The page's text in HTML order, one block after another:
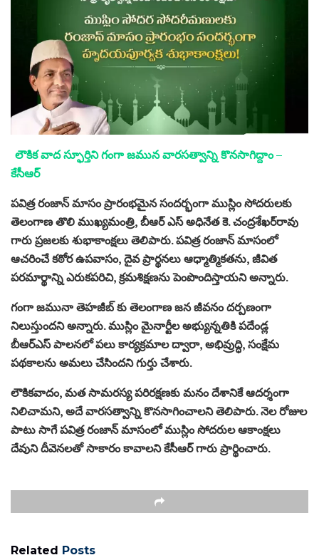
లౌకిక వాద స్ఫూర్తిని గంగా జమున వారసత్వాన్ని కొనసాగిద్దాం –
కేసీఆర్
పవిత్ర రంజాన్‌ మాసం ప్రారంభమైన సందర్భంగా ముస్లిం సోదరుల‌కు
తెలంగాణ తొలి ముఖ్య‌మంత్రి, బీఆర్ ఎస్ అధినేత కె. చంద్ర‌శేఖ‌ర్‌రావు
గారు ప్ర‌జ‌ల‌కు శుభాకాంక్ష‌లు తెలిపారు. పవిత్ర రంజాన్‌ మాసంలో
ఆచరించే కఠోర ఉపవాసం, దైవ ప్రార్థనలు ఆధ్మాత్మికతను, జీవిత
పరమార్థాన్ని ఎరుకపరిచి, క్రమశిక్షణను పెంపొందిస్తాయని అన్నారు.
గంగా జ‌మునా తెహజీబ్ కు తెలంగాణ జన జీవనం ద‌ర్ప‌ణంగా
నిలుస్తుంద‌ని అన్నారు. ముస్లిం మైనార్టీల అభ్యున్నతికి ప‌దేండ్ల
బీఆర్ఎస్ పాల‌నలో పలు కార్యక్రమాల ద్వారా, అభివ్రుద్ధి, సంక్షేమ
ప‌థ‌కాల‌ను అమ‌లు చేసింద‌ని గుర్తు చేశారు.
లౌకికవాదం, మత సామరస్య పరిరక్షణకు మ‌నం దేశానికే ఆద‌ర్శంగా
నిలిచామ‌ని, అదే వార‌స‌త్వాన్ని కొన‌సాగించాలని తెలిపారు. నెల రోజుల
పాటు సాగే పవిత్ర రంజాన్ మాసంలో ముస్లిం సోద‌రుల ఆకాంక్షలు
దేవుని దీవెన‌ల‌తో సాకారం కావాల‌ని కేసీఆర్ గారు ప్రార్థించారు.
Related Posts